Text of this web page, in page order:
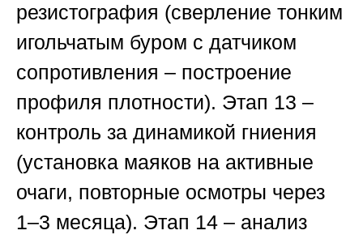
резистография (сверление тонким
игольчатым буром с датчиком
сопротивления – построение
профиля плотности). Этап 13 –
контроль за динамикой гниения
(установка маяков на активные
очаги, повторные осмотры через
1–3 месяца). Этап 14 – анализ